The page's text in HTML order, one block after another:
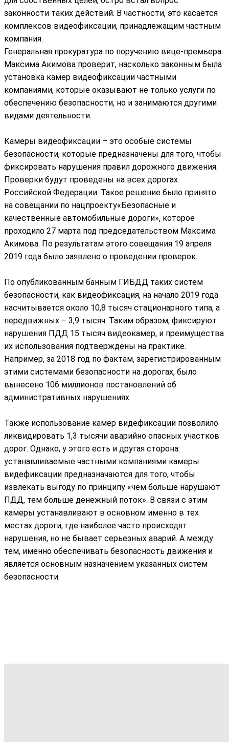
законности таких действий. В частности, это касается
комплексов видеофиксации, принадлежащим частным
компания.
Генеральная прокуратура по поручению вице-премьера
Максима Акимова проверит, насколько законным была
установка камер видеофиксации частными
компаниями, которые оказывают не только услуги по
обеспечению безопасности, но и занимаются другими
видами деятельности.
Камеры видеофиксации – это особые системы
безопасности, которые предназначены для того, чтобы
фиксировать нарушения правил дорожного движения.
Проверки будут проведены на всех дорогах
Российской Федерации. Такое решение было принято
на совещании по нацпроекту«Безопасные и
качественные автомобильные дороги», которое
проходило 27 марта под председательством Максима
Акимова. По результатам этого совещания 19 апреля
2019 года было заявлено о проведении проверок.
По опубликованным банным ГИБДД таких систем
безопасности, как видеофиксация, на начало 2019 года
насчитывается около 10,8 тысяч стационарного типа, а
передвижных – 3,9 тысяч. Таким образом, фиксируют
нарушения ПДД 15 тысяч видеокамер, и преимущества
их использования подтверждены на практике.
Например, за 2018 год по фактам, зарегистрированным
этими системами безопасности на дорогах, было
вынесено 106 миллионов постановлений об
административных нарушениях.
Также использование камер видефиксации позволило
ликвидировать 1,3 тысячи аварийно опасных участков
дорог. Однако, у этого есть и другая сторона:
устанавливаемые частными компаниями камеры
видефиксации предназначаются для того, чтобы
извлекать выгоду по принципу «чем больше нарушают
ПДД, тем больше денежный поток». В связи с этим
камеры устанавливают в основном именно в тех
местах дороги, где наиболее часто происходят
нарушения, но не бывает серьезных аварий. А между
тем, именно обеспечивать безопасность движения и
является основным назначением указанных систем
безопасности.